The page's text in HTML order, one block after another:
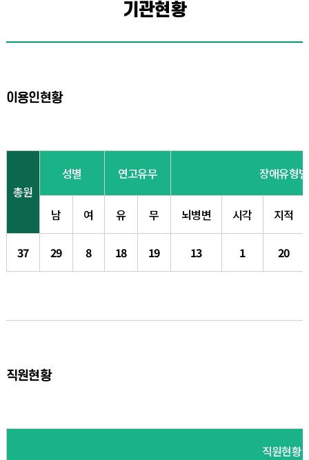
기관현황
이용인현황
총원
성별 연고유무 장애유형별
남 여 유 무 뇌병변 시각 지적
37 29 8 18 19 13 1 20
직원현황
직원현황